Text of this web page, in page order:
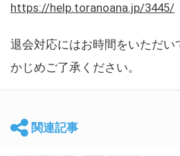
https://help.toranoana.jp/3445/
退会対応にはお時間をいただい
かじめご了承ください。
関連記事